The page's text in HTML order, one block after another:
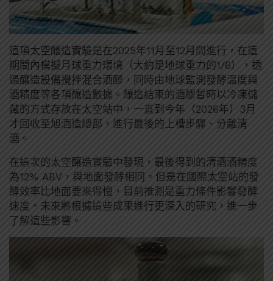
這項太空釀造實驗是在2025年11月至12月間進行，在這
期間內模擬月球重力環境（大約是地球重力的1/6），透
過釀造設備攪拌混合酒醪，同時由地球監測發酵溫度與
酒精度等各項釀造數據。釀造結束的酒醪暫時以冷凍儲
藏的方式存放在太空站中，一直到今年（2026年）3月
才回收至旭酒造總部，進行最後的上槽步驟、分離清
酒。
在這次的太空釀造實驗中發現，最後得到的清酒酒精度
為12% ABV，與地面發酵相同。但是在國際太空站的發
酵效率比地面要來得慢，目前推測是重力條件影響發酵
速度。未來將根據這些成果進行更深入的研究，進一步
了解這些影響。